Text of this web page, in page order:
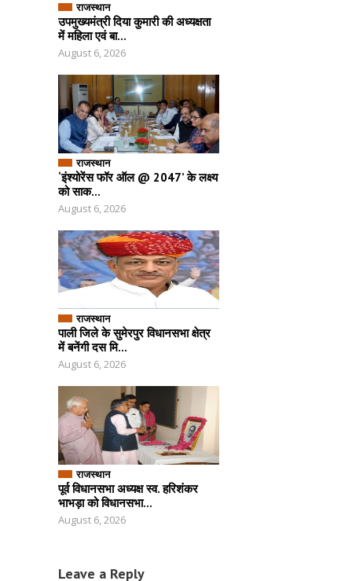
राजस्थान
उपमुख्यमंत्री दिया कुमारी की अध्यक्षता
में महिला एवं बा...
August 6, 2026
राजस्थान
‘इंश्योरेंस फॉर ऑल @ 2047’ के लक्ष्य
को साक...
August 6, 2026
राजस्थान
पाली जिले के सुमेरपुर विधानसभा क्षेत्र
में बनेंगी दस मि...
August 6, 2026
राजस्थान
पूर्व विधानसभा अध्यक्ष स्व. हरिशंकर
भाभड़ा को विधानसभा...
August 6, 2026
Leave a Reply